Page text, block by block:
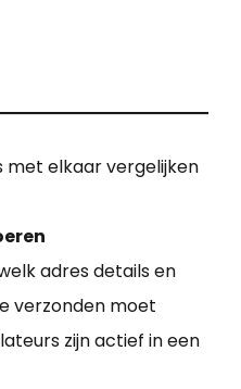
met elkaar vergelijken
adres details en
verzonden moet
zijn actief in een